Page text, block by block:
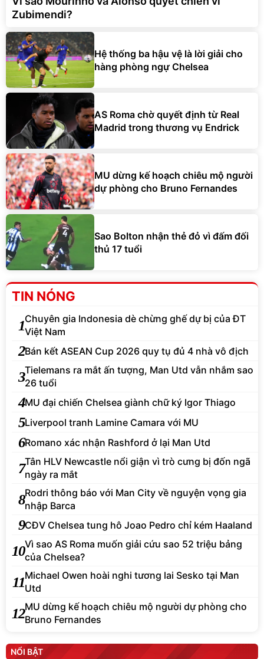
Zubimendi?
Hệ thống ba hậu vệ là lời giải cho
hàng phòng ngự Chelsea
AS Roma chờ quyết định từ Real
Madrid trong thương vụ Endrick
MU dừng kế hoạch chiêu mộ người
dự phòng cho Bruno Fernandes
Sao Bolton nhận thẻ đỏ vì đấm đối
thủ 17 tuổi
TIN NÓNG
1Chuyên gia Indonesia dè chừng ghế dự bị của ĐT
Việt Nam
2Bán kết ASEAN Cup 2026 quy tụ đủ 4 nhà vô địch
3Tielemans ra mắt ấn tượng, Man Utd vẫn nhắm sao
26 tuổi
4MU đại chiến Chelsea giành chữ ký Igor Thiago
5Liverpool tranh Lamine Camara với MU
6Romano xác nhận Rashford ở lại Man Utd
7Tân HLV Newcastle nổi giận vì trò cưng bị đốn ngã
ngày ra mắt
8Rodri thông báo với Man City về nguyện vọng gia
nhập Barca
9CĐV Chelsea tung hô Joao Pedro chỉ kém Haaland
10Vì sao AS Roma muốn giải cứu sao 52 triệu bảng
của Chelsea?
11Michael Owen hoài nghi tương lai Sesko tại Man
Utd
12MU dừng kế hoạch chiêu mộ người dự phòng cho
Bruno Fernandes
NỔI BẬT